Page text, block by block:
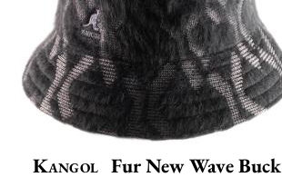
Kangol Fur New Wave Buck